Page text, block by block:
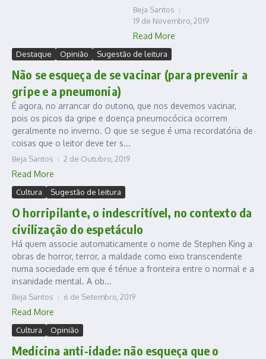
Beja Santos
19 de Novembro, 2019
Read More
Destaque Opinião Sugestão de leitura
Não se esqueça de se vacinar (para prevenir a
gripe e a pneumonia)
É agora, no arrancar do outono, que nos devemos vacinar,
pois os picos da gripe e doença pneumocócica ocorrem
geralmente no inverno. O que se segue é uma recordatória de
coisas que o leitor deve ter s...
Beja Santos 2 de Outubro, 2019
Read More
Cultura Sugestão de leitura
O horripilante, o indescritível, no contexto da
civilização do espetáculo
Há quem associe automaticamente o nome de Stephen King a
obras de horror, terror, a maldade como eixo transcendente
numa sociedade em que é ténue a fronteira entre o normal e a
insanidade mental. A ob...
Beja Santos 6 de Setembro, 2019
Read More
Cultura Opinião
Medicina anti-idade: não esqueça que o